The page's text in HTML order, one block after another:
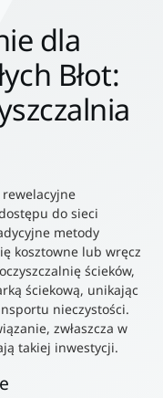
dla
Błot:
rewelacyjne
do sieci
metody
kosztowne lub wręcz
ścieków,
ściekową, unikając
nieczystości.
zwłaszcza w
takiej inwestycji.